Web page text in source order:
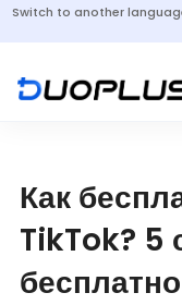
Switch to another
Как
TikTok? 5